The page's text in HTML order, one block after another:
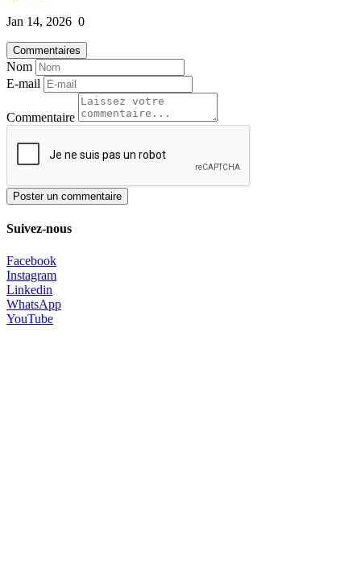
Jan 14, 2026 0
Commentaires
Nom
E-mail
Commentaire
Poster un commentaire
Suivez-nous
Facebook
Instagram
Linkedin
WhatsApp
YouTube